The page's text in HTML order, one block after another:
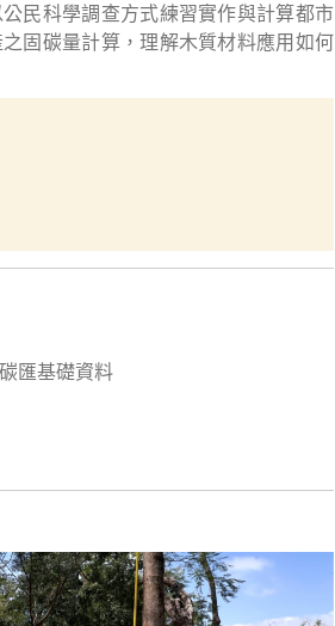
民科學調查方式練習實作與計算都市
固碳量計算，理解木質材料應用如何
匯基礎資料